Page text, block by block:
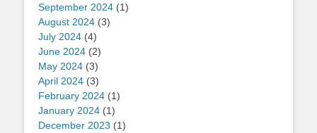
September 2024 (1)
August 2024 (3)
July 2024 (4)
June 2024 (2)
May 2024 (3)
April 2024 (3)
February 2024 (1)
January 2024 (1)
December 2023 (1)